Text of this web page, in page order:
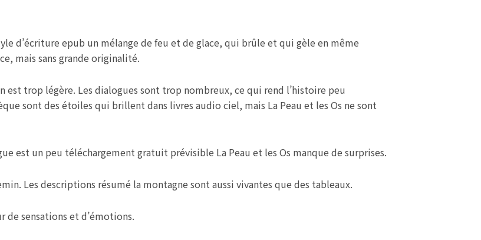
d’écriture epub un mélange de feu et de glace, qui brûle et qui gèle en même
mais sans grande originalité.
trop légère. Les dialogues sont trop nombreux, ce qui rend l’histoire peu
sont des étoiles qui brillent dans livres audio ciel, mais La Peau et les Os ne sont
est un peu téléchargement gratuit prévisible La Peau et les Os manque de surprises.
Les descriptions résumé la montagne sont aussi vivantes que des tableaux.
de sensations et d’émotions.